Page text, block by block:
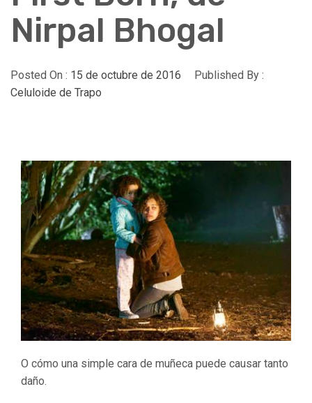
Nirpal Bhogal
Posted On : 15 de octubre de 2016
Published By :
Celuloide de Trapo
O cómo una simple cara de muñeca puede causar tanto
daño.